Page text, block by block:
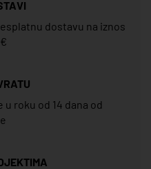
dostavu na iznos
roku od 14 dana od